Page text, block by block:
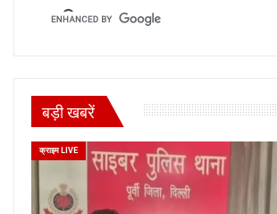
बड़ी खबरें
क्राइम LIVE